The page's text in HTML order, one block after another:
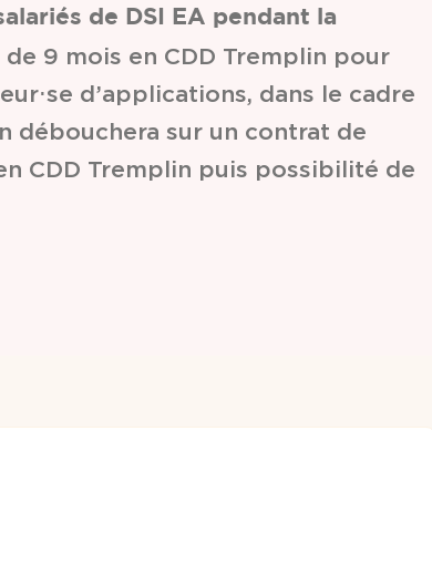
de DSI EA pendant la
de 9 mois en CDD Tremplin pour
d’applications, dans le cadre
débouchera sur un contrat de
CDD Tremplin puis possibilité de